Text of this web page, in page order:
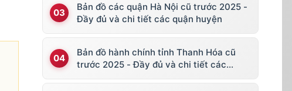
Bản đồ các quận Hà Nội cũ trước 2025 -
Đầy đủ và chi tiết các quận huyện
Bản đồ hành chính tỉnh Thanh Hóa cũ
trước 2025 - Đầy đủ và chi tiết các